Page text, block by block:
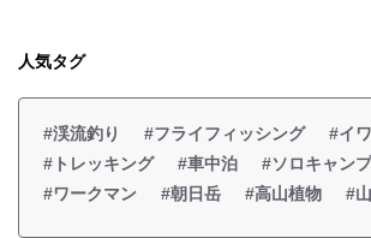
人気タグ
#渓流釣り #フライフィッシング
#イ
#トレッキング
#車中泊
#ソロキャンプ
#ワークマン
#朝日岳 #高山植物 #